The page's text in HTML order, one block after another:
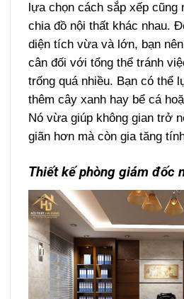
lựa chọn cách sắp xếp cũng
chia đồ nội thất khác nhau.
diện tích vừa và lớn, bạn
cân đối với tổng thể tránh
trống quá nhiều. Bạn có thể
thêm cây xanh hay bể cá
Nó vừa giúp không gian trở
giãn hơn mà còn gia tăng
Thiết kế phòng giám đốc